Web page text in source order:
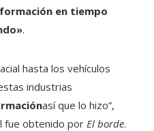
en tiempo
.
hasta los vehículos
industrias
así que lo hizo”,
fue obtenido por El borde.